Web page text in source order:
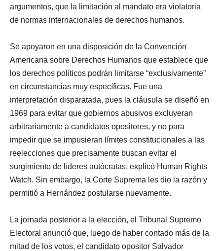
argumentos, que la limitación al mandato era violatoria
de normas internacionales de derechos humanos.
Se apoyaron en una disposición de la Convención
Americana sobre Derechos Humanos que establece que
los derechos políticos podrán limitarse “exclusivamente”
en circunstancias muy específicas. Fue una
interpretación disparatada, pues la cláusula se diseñó en
1969 para evitar que gobiernos abusivos excluyeran
arbitrariamente a candidatos opositores, y no para
impedir que se impusieran límites constitucionales a las
reelecciones que precisamente buscan evitar el
surgimiento de líderes autócratas, explicó Human Rights
Watch. Sin embargo, la Corte Suprema les dio la razón y
permitió a Hernández postularse nuevamente.
La jornada posterior a la elección, el Tribunal Supremo
Electoral anunció que, luego de haber contado más de la
mitad de los votos, el candidato opositor Salvador